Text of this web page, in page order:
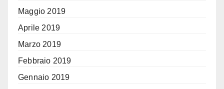
Maggio 2019
Aprile 2019
Marzo 2019
Febbraio 2019
Gennaio 2019